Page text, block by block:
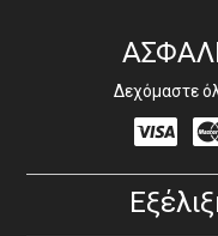
Δεχόμαστε
Visa